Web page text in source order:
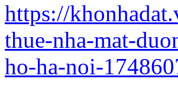
https://
thue-nha-mat-
ho-ha-noi-